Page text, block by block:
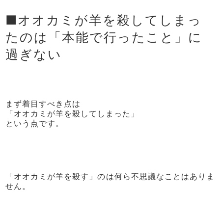
■オオカミが羊を殺してしまっ
たのは「本能で行ったこと」に
過ぎない
まず着目すべき点は
「オオカミが羊を殺してしまった」
という点です。
「オオカミが羊を殺す」のは何ら不思議なことはありま
せん。